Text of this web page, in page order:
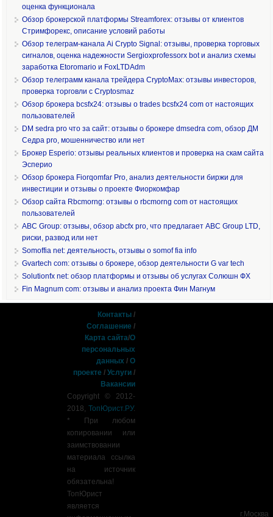
оценка функционала
Обзор брокерской платформы Streamforex: отзывы от клиентов
Стримфорекс, описание условий работы
Обзор телеграм-канала Ai Crypto Signal: отзывы, проверка торговых
сигналов, оценка надежности Sergioxprofessorx bot и анализ схемы
заработка Etoromario и FoxLTDAdm
Обзор телеграмм канала трейдера CryptoMax: отзывы инвесторов,
проверка торговли с Cryptosmaz
Обзор брокера bcsfx24: отзывы о trades bcsfx24 com от настоящих
пользователей
DM sedra pro что за сайт: отзывы о брокере dmsedra com, обзор ДМ
Седра pro, мошенничество или нет
Брокер Esperio: отзывы реальных клиентов и проверка на скам сайта
Эсперио
Обзор брокера Fiorqomfar Pro, анализ деятельности биржи для
инвестиции и отзывы о проекте Фиоркомфар
Обзор сайта Rbcmorng: отзывы о rbcmorng com от настоящих
пользователей
ABC Group: отзывы, обзор abcfx pro, что предлагает ABC Group LTD,
риски, развод или нет
Somoffia net: деятельность, отзывы о somof fia info
Gvartech com: отзывы о брокере, обзор деятельности G var tech
Solutionfx net: обзор платформы и отзывы об услугах Солюшн ФХ
Fin Magnum com: отзывы и анализ проекта Фин Магнум
Контакты /
Соглашение /
Карта сайта/О
персональных
данных /О
проекте /Услуги /
Вакансии
Copyright © 2012-
2018,ТопЮрист.РУ.
* При любом
копировании или
заимствовании
материала ссылка
на источник
обязательна!
ТопЮрист
является
г.Москва